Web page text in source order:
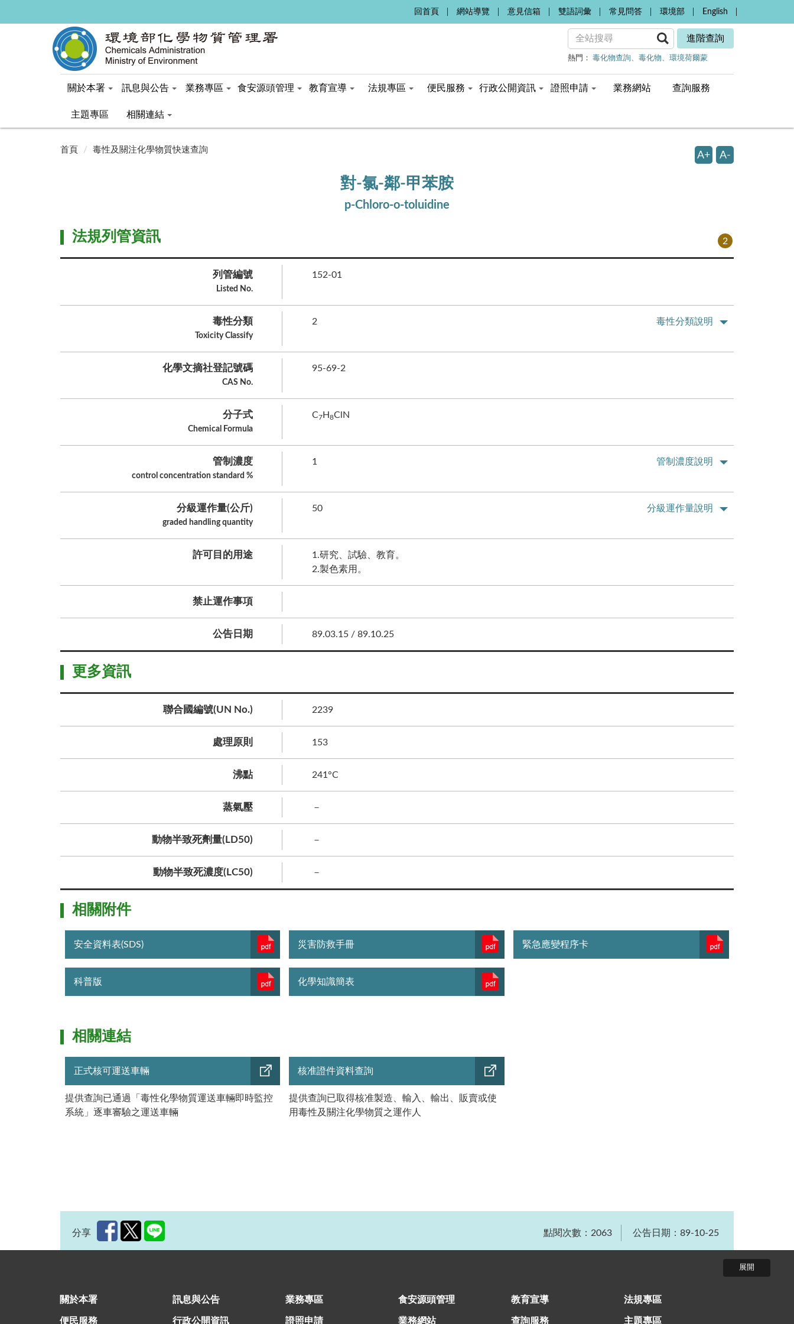
回首頁 網站導覽 意見信箱 雙語詞彙 常見問答 環境部 English
進階查詢
熱門： 毒化物查詢 毒化物 環境荷爾蒙
關於本署 訊息與公告 業務專區 食安源頭管理 教育宣導 法規專區 便民服務 行政公開資訊 證照申請 業務網站 查詢服務
主題專區 相關連結
首頁 毒性及關注化學物質快速查詢
A+ A-
對-氯-鄰-甲苯胺
p-Chloro-o-toluidine
2
法規列管資訊
列管編號
Listed No.
152-01
毒性分類
Toxicity Classify
2 毒性分類說明
化學文摘社登記號碼
CAS No.
95-69-2
分子式
Chemical Formula
C7 H8ClN
管制濃度
control concentration standard %
1 管制濃度說明
分級運作量(公斤)
graded handling quantity
50 分級運作量說明
許可目的用途
1.研究、試驗、教育。
2.製色素用。
禁止運作事項
公告日期 89.03.15 / 89.10.25
更多資訊
聯合國編號(UN No.) 2239
處理原則 153
沸點 241°C
蒸氣壓 －
動物半致死劑量(LD50) －
動物半致死濃度(LC50) －
相關附件
安全資料表(SDS) 災害防救手冊 緊急應變程序卡
科普版 化學知識簡表
相關連結
正式核可運送車輛
提供查詢已通過「毒性化學物質運送車輛即時監控
系統」逐車審驗之運送車輛
核准證件資料查詢
提供查詢已取得核准製造、輸入、輸出、販賣或使
用毒性及關注化學物質之運作人
分享 點閱次數：2063 公告日期：89-10-25
關於本署 訊息與公告 業務專區 食安源頭管理 教育宣導 法規專區
便民服務 行政公開資訊 證照申請 業務網站 查詢服務 主題專區